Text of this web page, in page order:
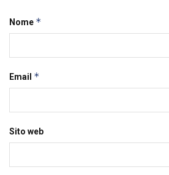
Nome *
Email *
Sito web